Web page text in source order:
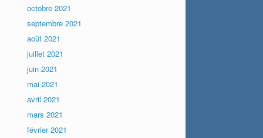
octobre 2021
septembre 2021
août 2021
juillet 2021
juin 2021
mai 2021
avril 2021
mars 2021
février 2021